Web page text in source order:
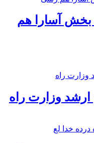
بخش آسارا هم
ارشد وزارت راه